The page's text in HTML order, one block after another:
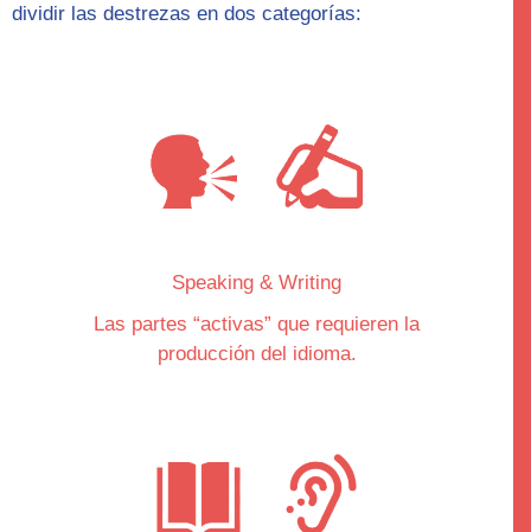
dividir las destrezas en dos categorías:
Speaking & Writing
Las partes “activas” que requieren la
producción del idioma.